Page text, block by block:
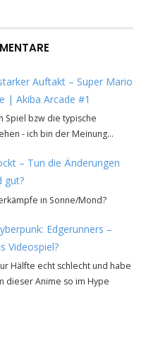
Auftakt – Super Mario
| Akiba Arcade #1
Spiel bzw die typische
- ich bin der Meinung…
– Tun die Änderungen
gut?
in Sonne/Mond?
Edgerunners –
Videospiel?
Hälfte echt schlecht und habe
dieser Anime so im Hype